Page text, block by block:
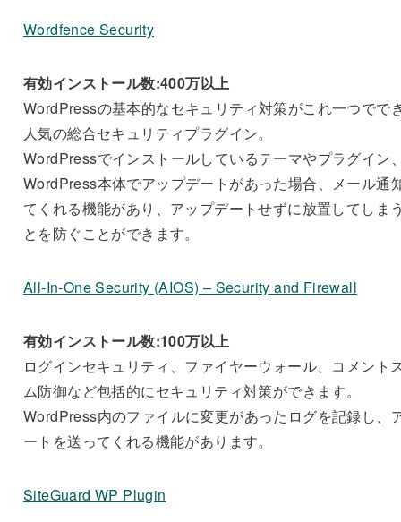
Wordfence Security
有効インストール数:400万以上
WordPressの基本的なセキュリティ対策がこれ一つでで
人気の総合セキュリティプラグイン。
WordPressでインストールしているテーマやプラグイン
WordPress本体でアップデートがあった場合、メール通
てくれる機能があり、アップデートせずに放置してしま
とを防ぐことができます。
All-In-One Security (AIOS) – Security and Firewall
有効インストール数:100万以上
ログインセキュリティ、ファイヤーウォール、コメント
ム防御など包括的にセキュリティ対策ができます。
WordPress内のファイルに変更があったログを記録し、
ートを送ってくれる機能があります。
SiteGuard WP Plugin